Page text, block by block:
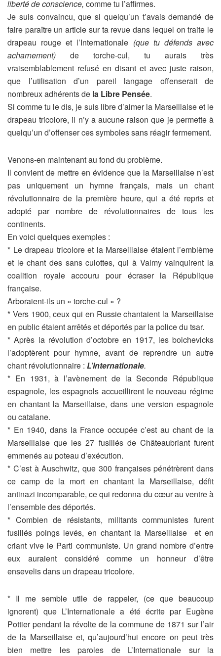
liberté de conscience, comme tu l’affirmes.
Je suis convaincu, que si quelqu’un t’avais demandé de
faire paraître un article sur ta revue dans lequel on traite le
drapeau rouge et l’Internationale (que tu défends avec
acharnement) de torche-cul, tu aurais très
vraisemblablement refusé en disant et avec juste raison,
que l’utilisation d’un pareil langage offenserait de
nombreux adhérents de la Libre Pensée.
Si comme tu le dis, je suis libre d’aimer la Marseillaise et le
drapeau tricolore, il n’y a aucune raison que je permette à
quelqu’un d’offenser ces symboles sans réagir fermement.
Venons-en maintenant au fond du problème.
Il convient de mettre en évidence que la Marseillaise n’est
pas uniquement un hymne français, mais un chant
révolutionnaire de la première heure, qui a été repris et
adopté par nombre de révolutionnaires de tous les
continents.
En voici quelques exemples :
* Le drapeau tricolore et la Marseillaise étaient l’emblème
et le chant des sans culottes, qui à Valmy vainquirent la
coalition royale accouru pour écraser la République
française.
Arboraient-ils un « torche-cul » ?
* Vers 1900, ceux qui en Russie chantaient la Marseillaise
en public étaient arrêtés et déportés par la police du tsar.
* Après la révolution d’octobre en 1917, les bolchevicks
l’adoptèrent pour hymne, avant de reprendre un autre
chant révolutionnaire : L’Internationale.
* En 1931, à l’avènement de la Seconde République
espagnole, les espagnols accueillirent le nouveau régime
en chantant la Marseillaise, dans une version espagnole
ou catalane.
* En 1940, dans la France occupée c’est au chant de la
Marseillaise que les 27 fusillés de Châteaubriant furent
emmenés au poteau d’exécution.
* C’est à Auschwitz, que 300 françaises pénétrèrent dans
ce camp de la mort en chantant la Marseillaise, défit
antinazi incomparable, ce qui redonna du cœur au ventre à
l’ensemble des déportés.
* Combien de résistants, militants communistes furent
fusillés poings levés, en chantant la Marseillaise
et en
criant vive le Parti communiste. Un grand nombre d’entre
eux auraient considéré comme un honneur d’être
ensevelis dans un drapeau tricolore.
* Il me semble utile de rappeler, (ce que beaucoup
ignorent) que L’Internationale a été écrite par Eugène
Pottier pendant la révolte de la commune de 1871 sur l’air
de la Marseillaise et, qu’aujourd’hui encore on peut très
bien mettre les paroles de L’Internationale
sur la